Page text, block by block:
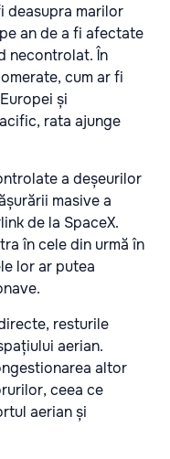
deasupra marilor
an de a fi afectate
necontrolat. În
cum ar fi
și
rata ajunge
a deșeurilor
masive a
de la SpaceX.
în cele din urmă în
lor ar putea
resturile
aerian.
altor
ceea ce
aerian și